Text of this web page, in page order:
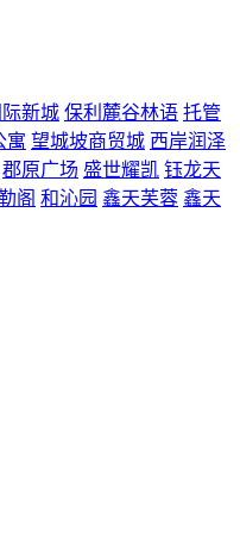
际新城 保利麓谷林语 托管
寓 望城坡商贸城 西岸润泽
郡原广场 盛世耀凯 钰龙天
阁 和沁园 鑫天芙蓉 鑫天